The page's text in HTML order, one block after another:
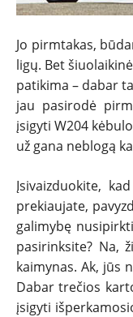
Jo pirmtakas,
ligų. Bet
patikima – dabar
jau pasirodė
įsigyti W204
už gana neblogą
Įsivaizduokite,
prekiaujate,
galimybę
pasirinksite? Na,
kaimynas. Ak, jūs
Dabar trečios
įsigyti